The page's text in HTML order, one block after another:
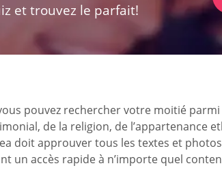
et trouvez le parfait!
pouvez rechercher votre moitié
de la religion, de l’appartenance
doit approuver tous les textes et
un accès rapide à n’importe quel